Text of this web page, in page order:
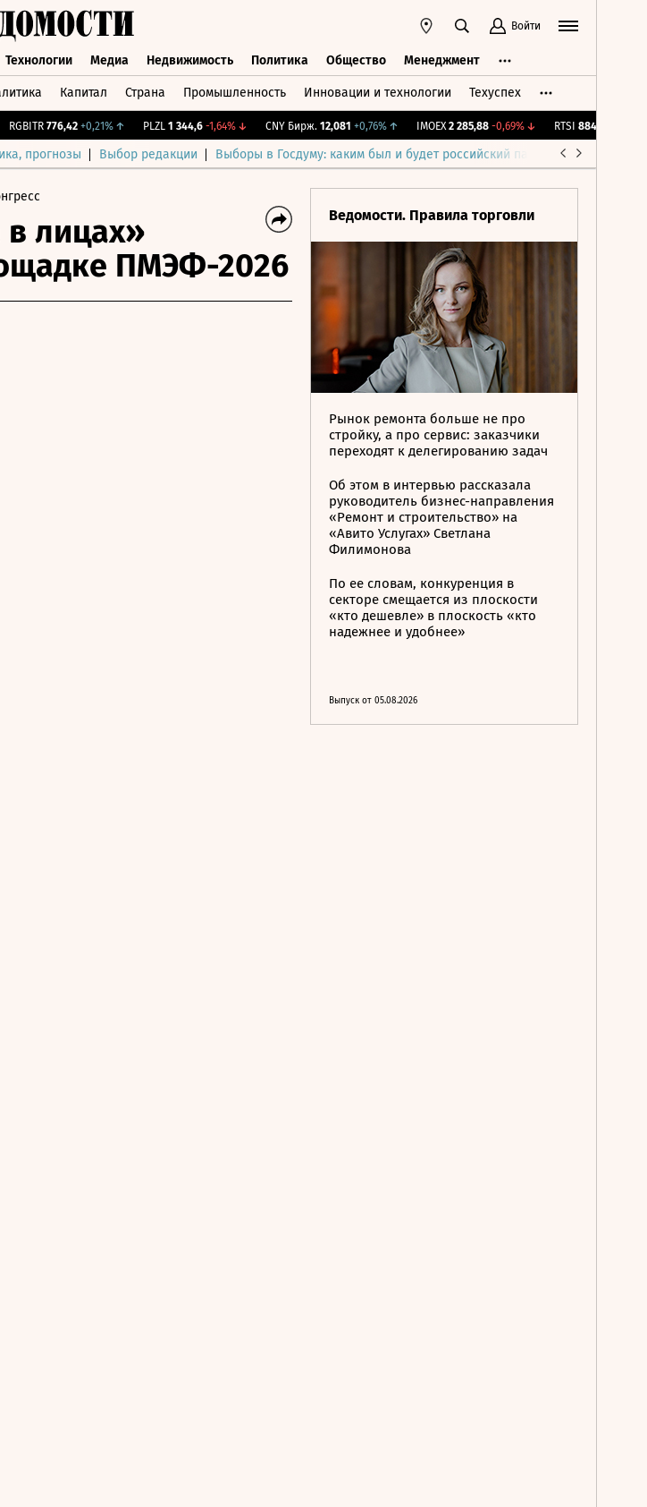
Войти
Технологии Медиа Недвижимость Политика Общество Менеджмент
Капитал Страна Промышленность Инновации и технологии Техуспех
776,42 +0,21%↑ PLZL 1 344,6 -1,64%↓ CNY Бирж. 12,081 +0,76%↑ IMOEX 2 285,88 -0,69%↓ RTSI 884,56 -1,27%
прогнозы Выбор редакции Выборы в Госдуму: каким был и будет российский парламент
лицах»
ПМЭФ-2026
Ведомости. Правила торговли
Рынок ремонта больше не про
стройку, а про сервис: заказчики
переходят к делегированию задач
Об этом в интервью рассказала
руководитель бизнес-направления
«Ремонт и строительство» на
«Авито Услугах» Светлана
Филимонова
По ее словам, конкуренция в
секторе смещается из плоскости
«кто дешевле» в плоскость «кто
надежнее и удобнее»
Выпуск от 05.08.2026